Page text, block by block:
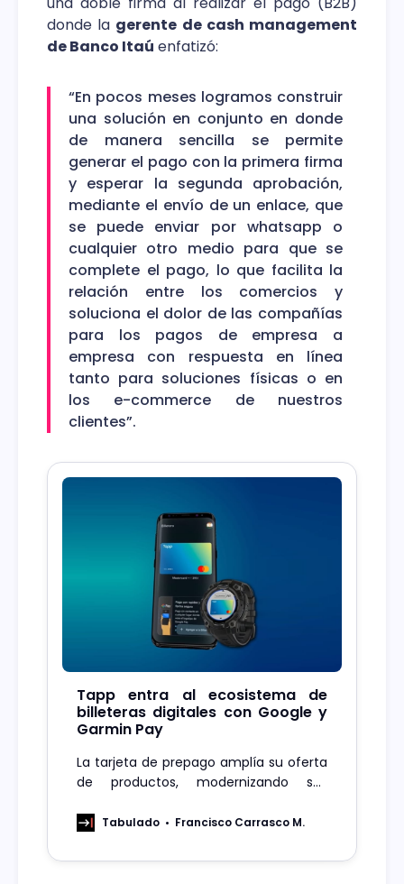
donde la gerente de cash management
de Banco Itaú enfatizó:
“En pocos meses logramos construir
una solución en conjunto en donde
de manera sencilla se permite
generar el pago con la primera firma
y esperar la segunda aprobación,
mediante el envío de un enlace, que
se puede enviar por whatsapp o
cualquier otro medio para que se
complete el pago, lo que facilita la
relación entre los comercios y
soluciona el dolor de las compañías
para los pagos de empresa a
empresa con respuesta en línea
tanto para soluciones físicas o en
los e-commerce de nuestros
clientes”.
Tapp entra al ecosistema de
billeteras digitales con Google y
Garmin Pay
La tarjeta de prepago amplía su oferta
de productos, modernizando sus
comodidad y seguridad a sus usuarios.
Tabulado Francisco Carrasco M.